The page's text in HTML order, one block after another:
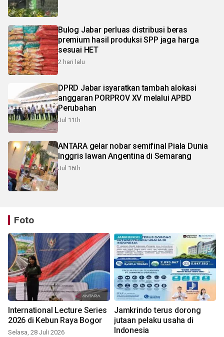
Bulog Jabar perluas distribusi beras
premium hasil produksi SPP jaga harga
sesuai HET
2 hari lalu
DPRD Jabar isyaratkan tambah alokasi
anggaran PORPROV XV melalui APBD
Perubahan
Jul 11th
ANTARA gelar nobar semifinal Piala Dunia
Inggris lawan Angentina di Semarang
Jul 16th
Foto
International Lecture Series
2026 di Kebun Raya Bogor
Selasa, 28 Juli 2026
Jamkrindo terus dorong
jutaan pelaku usaha di
Indonesia